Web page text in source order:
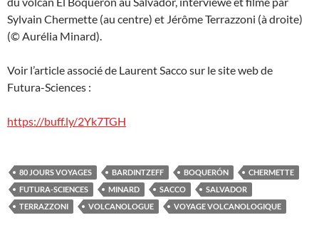
Sylvain Chermette (au centre) et Jérôme Terrazzoni (à droite)
(© Aurélia Minard).
Voir l’article associé de Laurent Sacco sur le site web de
Futura-Sciences :
https://buff.ly/2Yk7TGH
80 JOURS VOYAGES BARDINTZEFF BOQUERÓN
CHERMETTE
FUTURA-SCIENCES
MINARD SACCO
SALVADOR
TERRAZZONI
VOLCANOLOGUE VOYAGE VOLCANOLOGIQUE